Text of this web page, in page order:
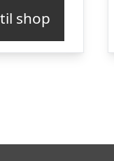
shop